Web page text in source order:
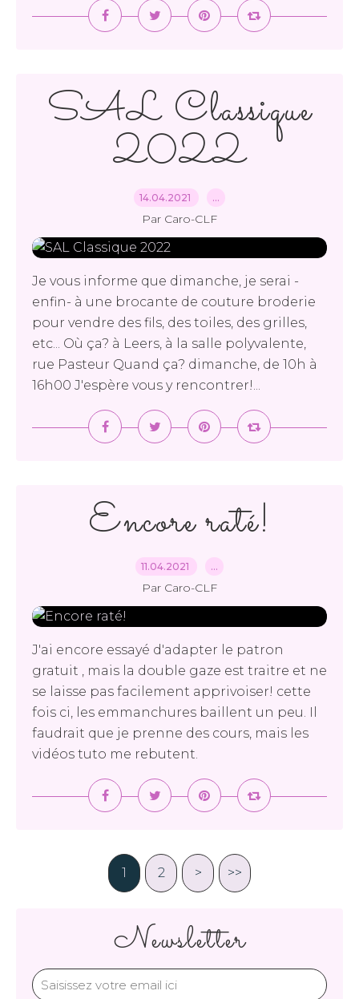
SAL Classique
2022
14.04.2021 …
Par Caro-CLF
Je vous informe que dimanche, je serai -
enfin- à une brocante de couture broderie
pour vendre des fils, des toiles, des grilles,
etc... Où ça? à Leers, à la salle polyvalente,
rue Pasteur Quand ça? dimanche, de 10h à
16h00 J'espère vous y rencontrer!...
Encore raté!
11.04.2021 …
Par Caro-CLF
J'ai encore essayé d'adapter le patron
gratuit , mais la double gaze est traitre et ne
se laisse pas facilement apprivoiser! cette
fois ci, les emmanchures baillent un peu. Il
faudrait que je prenne des cours, mais les
vidéos tuto me rebutent.
1 2 > >>
Newsletter